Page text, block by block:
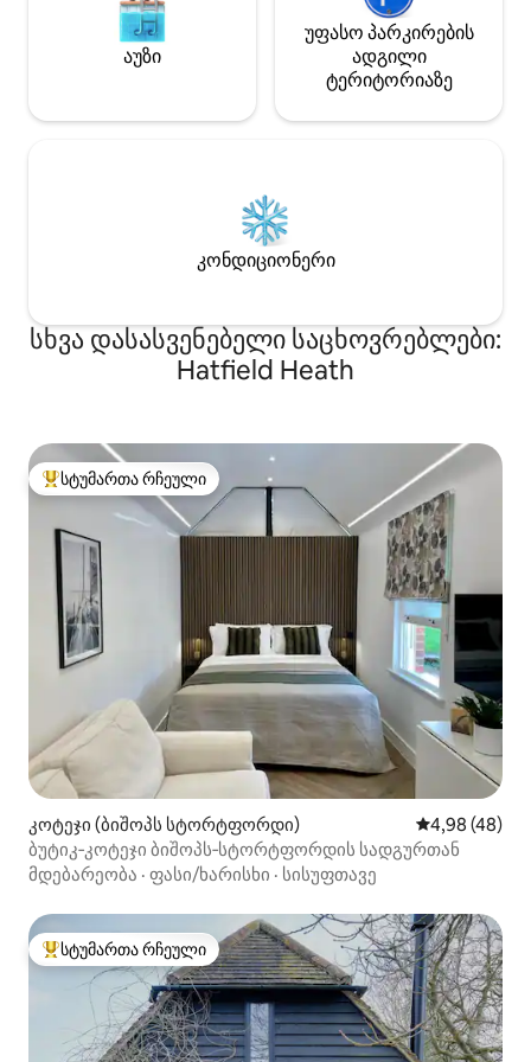
აუზი
უფასო პარკირების
ადგილი
ტერიტორიაზე
კონდიციონერი
სხვა დასასვენებელი საცხოვრებლები:
Hatfield Heath
სტუმართა რჩეული მოწინავე ვარიანტი
სტუმართა რჩეული
კოტეჯი (ბიშოპს სტორტფორდი) საშუალო
4,98 (48)
ბუტიკ‑კოტეჯი ბიშოპს‑სტორტფორდის სადგურთან
მდებარეობა · ფასი/ხარისხი · სისუფთავე
სტუმართა რჩეული მოწინავე ვარიანტი
სტუმართა რჩეული